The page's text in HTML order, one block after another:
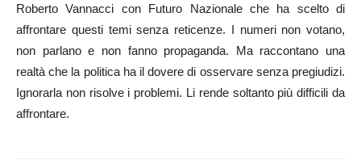
Roberto Vannacci con Futuro Nazionale che ha scelto di
affrontare questi temi senza reticenze. I numeri non votano,
non parlano e non fanno propaganda. Ma raccontano una
realtà che la politica ha il dovere di osservare senza pregiudizi.
Ignorarla non risolve i problemi. Li rende soltanto più difficili da
affrontare.